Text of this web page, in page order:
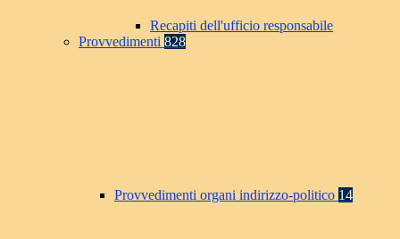
Recapiti dell'ufficio responsabile
Provvedimenti 828
Provvedimenti organi indirizzo-politico 14